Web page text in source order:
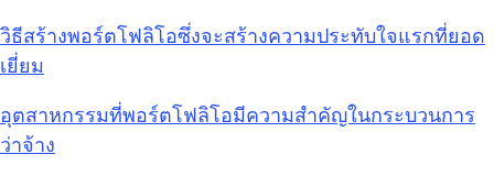
วิธีสร้างพอร์ตโฟลิโอซึ่งจะสร้างความประทับใจแรกที่ยอด
เยี่ยม
อุตสาหกรรมที่พอร์ตโฟลิโอมีความสำคัญในกระบวนการ
ว่าจ้าง